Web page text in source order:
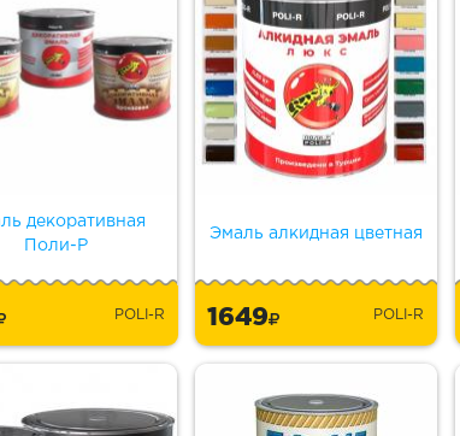
декоративная
Поли-Р
POLI-R
Эмаль алкидная цветная
1649 POLI-R